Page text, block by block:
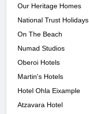
Our Heritage Homes
National Trust Holidays
On The Beach
Numad Studios
Oberoi Hotels
Martin's Hotels
Hotel Ohla Eixample
Atzavara Hotel